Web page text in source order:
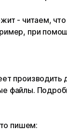
- читаем, что
при
производить
файлы.
пишем: